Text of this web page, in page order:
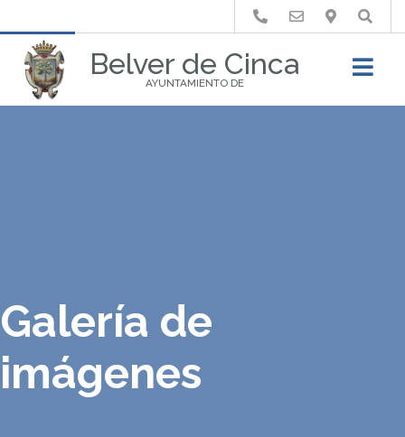
Belver de Cinca
AYUNTAMIENTO DE
Buscar
Galería de
imágenes